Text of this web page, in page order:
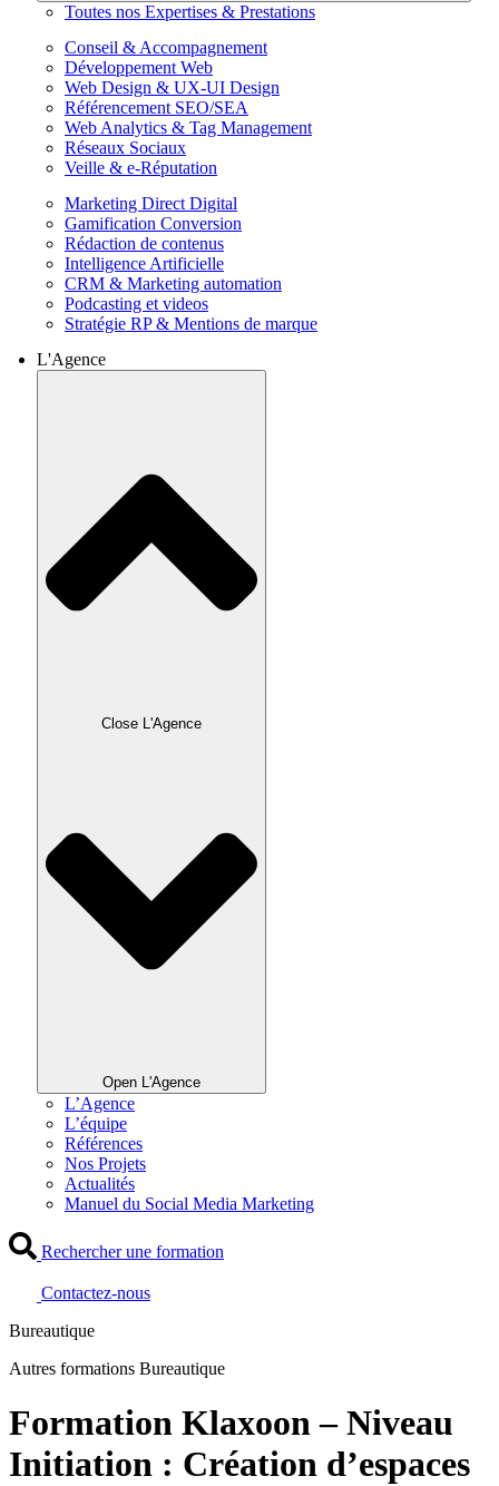
Toutes nos Expertises & Prestations
Conseil & Accompagnement
Développement Web
Web Design & UX-UI Design
Référencement SEO/SEA
Web Analytics & Tag Management
Réseaux Sociaux
Veille & e-Réputation
Marketing Direct Digital
Gamification Conversion
Rédaction de contenus
Intelligence Artificielle
CRM & Marketing automation
Podcasting et videos
Stratégie RP & Mentions de marque
L'Agence
Close L'Agence
Open L'Agence
L’Agence
L’équipe
Références
Nos Projets
Actualités
Manuel du Social Media Marketing
Rechercher une formation
Contactez-nous
Bureautique
Autres formations Bureautique
Formation Klaxoon – Niveau
Initiation : Création d’espaces